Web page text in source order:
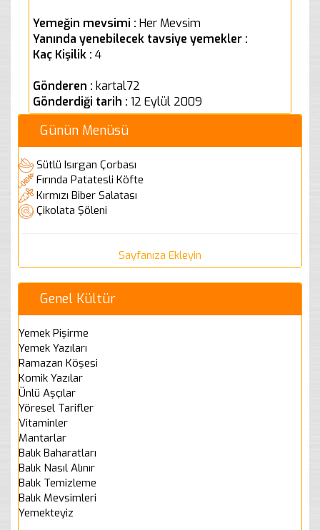
Yemeğin mevsimi : Her Mevsim
Yanında yenebilecek tavsiye yemekler :
Kaç Kişilik : 4
Gönderen : kartal72
Gönderdiği tarih : 12 Eylül 2009
Günün Menüsü
Sütlü Isırgan Çorbası
Fırında Patatesli Köfte
Kırmızı Biber Salatası
Çikolata Şöleni
Sayfanıza Ekleyin
Genel Kültür
Yemek Pişirme
Yemek Yazıları
Ramazan Köşesi
Komik Yazılar
Ünlü Aşçılar
Yöresel Tarifler
Vitaminler
Mantarlar
Balık Baharatları
Balık Nasıl Alınır
Balık Temizleme
Balık Mevsimleri
Yemekteyiz